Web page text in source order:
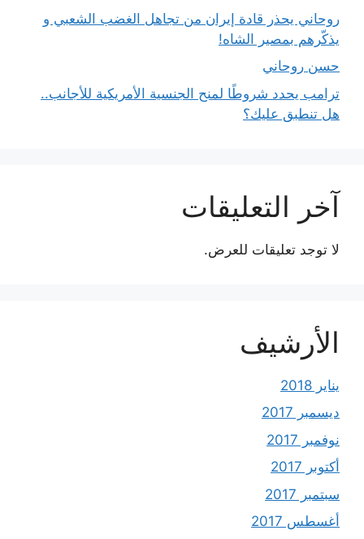
روحاني يحذر قادة إيران من تجاهل الغضب الشعبي و
يذكّرهم بمصير الشاه!
حسن روحاني
ترامب يحدد شروطًا لمنح الجنسية الأمريكية للأجانب..
هل تنطبق عليك؟
آخر التعليقات
لا توجد تعليقات للعرض.
الأرشيف
يناير 2018
ديسمبر 2017
نوفمبر 2017
أكتوبر 2017
سبتمبر 2017
أغسطس 2017